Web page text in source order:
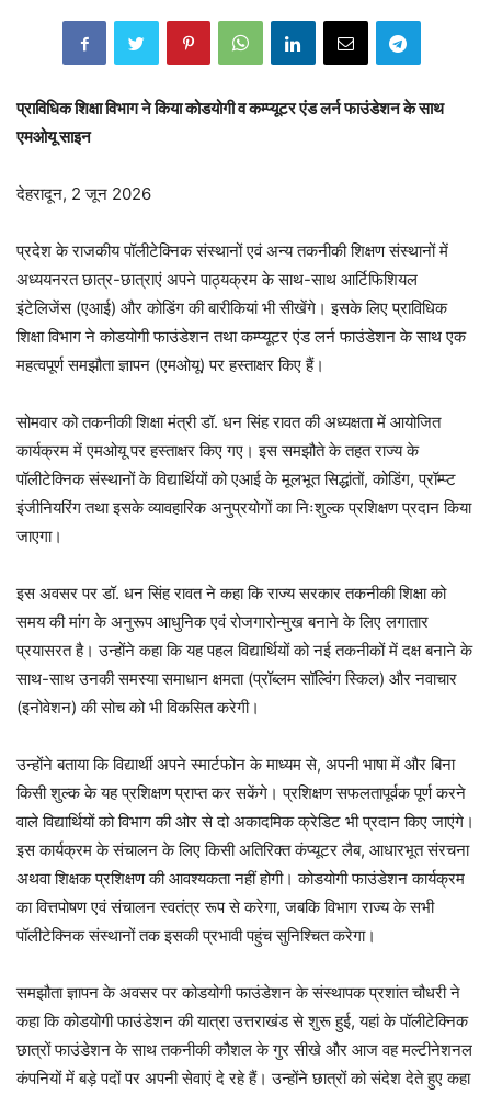
प्राविधिक शिक्षा विभाग ने किया कोडयोगी व कम्प्यूटर एंड लर्न फाउंडेशन के साथ
एमओयू साइन
देहरादून, 2 जून 2026
प्रदेश के राजकीय पॉलीटेक्निक संस्थानों एवं अन्य तकनीकी शिक्षण संस्थानों में
अध्ययनरत छात्र-छात्राएं अपने पाठ्यक्रम के साथ-साथ आर्टिफिशियल
इंटेलिजेंस (एआई) और कोडिंग की बारीकियां भी सीखेंगे। इसके लिए प्राविधिक
शिक्षा विभाग ने कोडयोगी फाउंडेशन तथा कम्प्यूटर एंड लर्न फाउंडेशन के साथ एक
महत्वपूर्ण समझौता ज्ञापन (एमओयू) पर हस्ताक्षर किए हैं।
सोमवार को तकनीकी शिक्षा मंत्री डॉ. धन सिंह रावत की अध्यक्षता में आयोजित
कार्यक्रम में एमओयू पर हस्ताक्षर किए गए। इस समझौते के तहत राज्य के
पॉलीटेक्निक संस्थानों के विद्यार्थियों को एआई के मूलभूत सिद्धांतों, कोडिंग, प्रॉम्प्ट
इंजीनियरिंग तथा इसके व्यावहारिक अनुप्रयोगों का निःशुल्क प्रशिक्षण प्रदान किया
जाएगा।
इस अवसर पर डॉ. धन सिंह रावत ने कहा कि राज्य सरकार तकनीकी शिक्षा को
समय की मांग के अनुरूप आधुनिक एवं रोजगारोन्मुख बनाने के लिए लगातार
प्रयासरत है। उन्होंने कहा कि यह पहल विद्यार्थियों को नई तकनीकों में दक्ष बनाने के
साथ-साथ उनकी समस्या समाधान क्षमता (प्रॉब्लम सॉल्विंग स्किल) और नवाचार
(इनोवेशन) की सोच को भी विकसित करेगी।
उन्होंने बताया कि विद्यार्थी अपने स्मार्टफोन के माध्यम से, अपनी भाषा में और बिना
किसी शुल्क के यह प्रशिक्षण प्राप्त कर सकेंगे। प्रशिक्षण सफलतापूर्वक पूर्ण करने
वाले विद्यार्थियों को विभाग की ओर से दो अकादमिक क्रेडिट भी प्रदान किए जाएंगे।
इस कार्यक्रम के संचालन के लिए किसी अतिरिक्त कंप्यूटर लैब, आधारभूत संरचना
अथवा शिक्षक प्रशिक्षण की आवश्यकता नहीं होगी। कोडयोगी फाउंडेशन कार्यक्रम
का वित्तपोषण एवं संचालन स्वतंत्र रूप से करेगा, जबकि विभाग राज्य के सभी
पॉलीटेक्निक संस्थानों तक इसकी प्रभावी पहुंच सुनिश्चित करेगा।
समझौता ज्ञापन के अवसर पर कोडयोगी फाउंडेशन के संस्थापक प्रशांत चौधरी ने
कहा कि कोडयोगी फाउंडेशन की यात्रा उत्तराखंड से शुरू हुई, यहां के पॉलीटेक्निक
छात्रों फाउंडेशन के साथ तकनीकी कौशल के गुर सीखे और आज वह मल्टीनेशनल
कंपनियों में बड़े पदों पर अपनी सेवाएं दे रहे हैं। उन्होंने छात्रों को संदेश देते हुए कहा